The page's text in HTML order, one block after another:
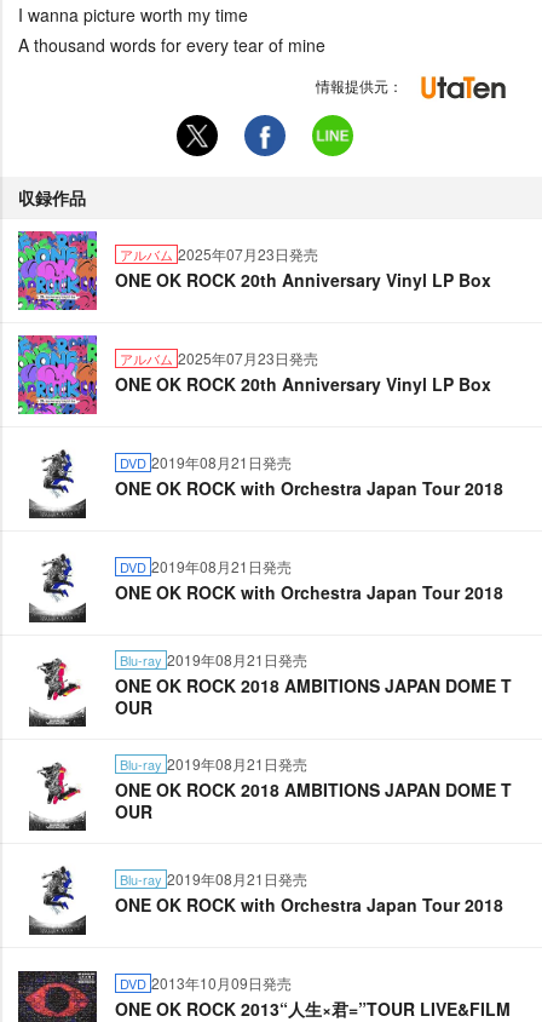
I wanna picture worth my time
A thousand words for every tear of mine
情報提供元：
収録作品
アルバム 2025年07月23日発売
ONE OK ROCK 20th Anniversary Vinyl LP Box
アルバム 2025年07月23日発売
ONE OK ROCK 20th Anniversary Vinyl LP Box
DVD 2019年08月21日発売
ONE OK ROCK with Orchestra Japan Tour 2018
DVD 2019年08月21日発売
ONE OK ROCK with Orchestra Japan Tour 2018
Blu-ray 2019年08月21日発売
ONE OK ROCK 2018 AMBITIONS JAPAN DOME T
OUR
Blu-ray 2019年08月21日発売
ONE OK ROCK 2018 AMBITIONS JAPAN DOME T
OUR
Blu-ray 2019年08月21日発売
ONE OK ROCK with Orchestra Japan Tour 2018
DVD 2013年10月09日発売
ONE OK ROCK 2013“人生×君=”TOUR LIVE&FILM